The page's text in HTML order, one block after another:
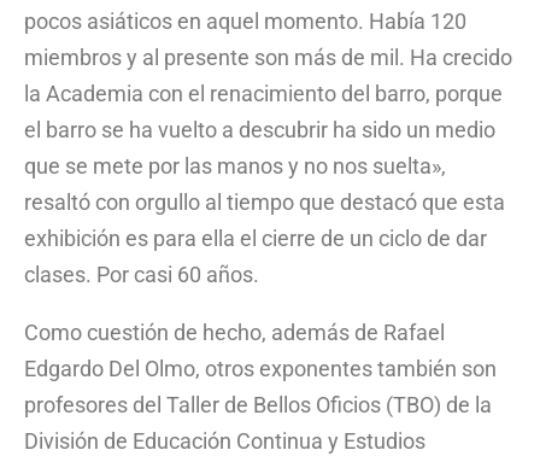
pocos asiáticos en aquel momento. Había 120
miembros y al presente son más de mil. Ha crecido
la Academia con el renacimiento del barro, porque
el barro se ha vuelto a descubrir ha sido un medio
que se mete por las manos y no nos suelta»,
resaltó con orgullo al tiempo que destacó que esta
exhibición es para ella el cierre de un ciclo de dar
clases. Por casi 60 años.
Como cuestión de hecho, además de Rafael
Edgardo Del Olmo, otros exponentes también son
profesores del Taller de Bellos Oficios (TBO) de la
División de Educación Continua y Estudios